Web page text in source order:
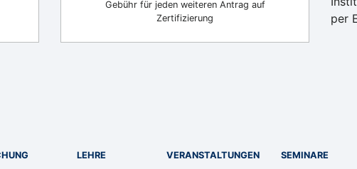
Gebühr für jeden weiteren Antrag auf
Zertifizierung
per
LEHRE VERANSTALTUNGEN SEMINARE